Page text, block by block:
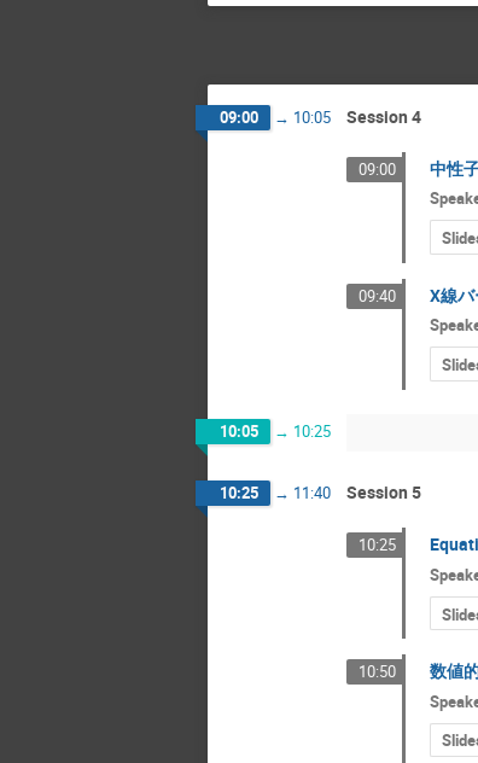
09:00 → 10:05 Session 4
09:00 中性
09:40 X線
10:05 → 10:25
10:25 → 11:40 Session 5
10:25
10:50 数値